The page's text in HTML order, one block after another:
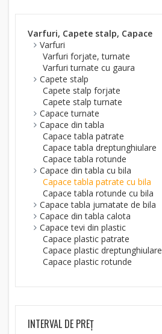
Varfuri, Capete stalp, Capace
Varfuri
Varfuri forjate, turnate
Varfuri turnate cu gaura
Capete stalp
Capete stalp forjate
Capete stalp turnate
Capace turnate
Capace din tabla
Capace tabla patrate
Capace tabla dreptunghiulare
Capace tabla rotunde
Capace din tabla cu bila
Capace tabla patrate cu bila
Capace tabla rotunde cu bila
Capace tabla jumatate de bila
Capace din tabla calota
Capace tevi din plastic
Capace plastic patrate
Capace plastic dreptunghiulare
Capace plastic rotunde
INTERVAL DE PREȚ